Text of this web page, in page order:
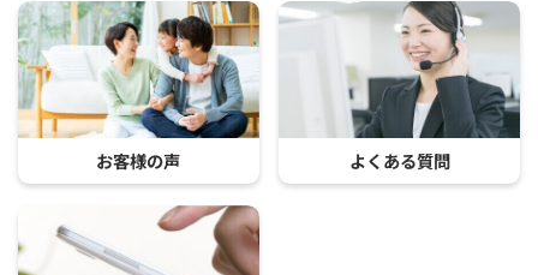
お客様の声 よくある質問